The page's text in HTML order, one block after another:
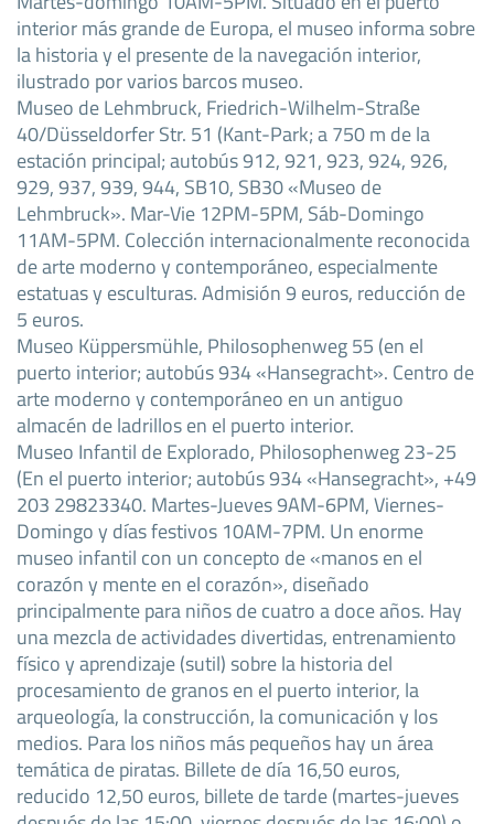
interior más grande de Europa, el museo informa sobre
la historia y el presente de la navegación interior,
ilustrado por varios barcos museo.
Museo de Lehmbruck, Friedrich-Wilhelm-Straße
40/Düsseldorfer Str. 51 (Kant-Park; a 750 m de la
estación principal; autobús 912, 921, 923, 924, 926,
929, 937, 939, 944, SB10, SB30 «Museo de
Lehmbruck». Mar-Vie 12PM-5PM, Sáb-Domingo
11AM-5PM. Colección internacionalmente reconocida
de arte moderno y contemporáneo, especialmente
estatuas y esculturas. Admisión 9 euros, reducción de
5 euros.
Museo Küppersmühle, Philosophenweg 55 (en el
puerto interior; autobús 934 «Hansegracht». Centro de
arte moderno y contemporáneo en un antiguo
almacén de ladrillos en el puerto interior.
Museo Infantil de Explorado, Philosophenweg 23-25
(En el puerto interior; autobús 934 «Hansegracht», +49
203 29823340. Martes-Jueves 9AM-6PM, Viernes-
Domingo y días festivos 10AM-7PM. Un enorme
museo infantil con un concepto de «manos en el
corazón y mente en el corazón», diseñado
principalmente para niños de cuatro a doce años. Hay
una mezcla de actividades divertidas, entrenamiento
físico y aprendizaje (sutil) sobre la historia del
procesamiento de granos en el puerto interior, la
arqueología, la construcción, la comunicación y los
medios. Para los niños más pequeños hay un área
temática de piratas. Billete de día 16,50 euros,
reducido 12,50 euros, billete de tarde (martes-jueves